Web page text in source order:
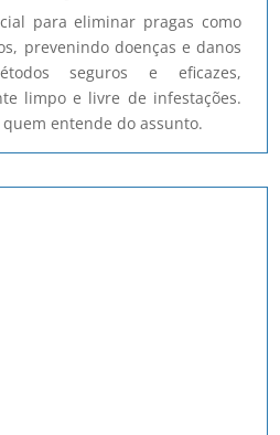
para eliminar pragas como
prevenindo doenças e danos
seguros e eficazes,
limpo e livre de infestações.
entende do assunto.